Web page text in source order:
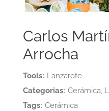
Carlos
Arrocha
Tools: Lanzarote
Categorias: Cerámica,
Tags: Cerámica